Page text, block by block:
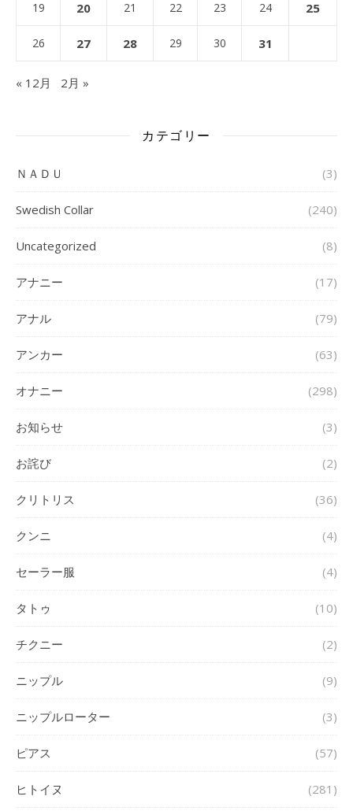
19 20 21 22 23 24 25
26 27 28 29 30 31
« 12月 2月 »
カテゴリー
ＮＡＤＵ (3)
Swedish Collar (240)
Uncategorized (8)
アナニー (17)
アナル (79)
アンカー (63)
オナニー (298)
お知らせ (3)
お詫び (2)
クリトリス (36)
クンニ (4)
セーラー服 (4)
タトゥ (10)
チクニー (2)
ニップル (9)
ニップルローター (3)
ピアス (57)
ヒトイヌ (281)